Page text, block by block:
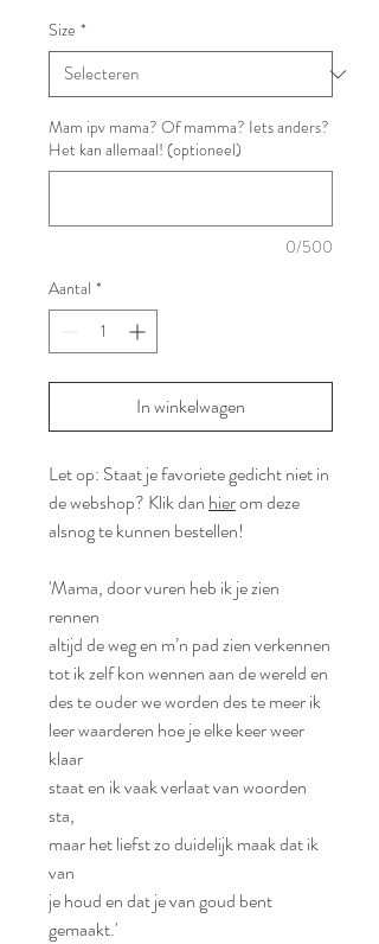
Size *
Mam ipv mama? Of mamma? Iets anders?
Het kan allemaal! (optioneel)
0/500
Aantal *
In winkelwagen
Let op: Staat je favoriete gedicht niet in
de webshop? Klik dan hierom deze
alsnog te kunnen bestellen!
'Mama, door vuren heb ik je zien
rennen
altijd de weg en m’n pad zien verkennen
tot ik zelf kon wennen aan de wereld en
des te ouder we worden des te meer ik
leer waarderen hoe je elke keer weer
klaar
staat en ik vaak verlaat van woorden
sta,
maar het liefst zo duidelijk maak dat ik
van
je houd en dat je van goud bent
gemaakt.'